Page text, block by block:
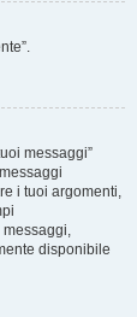
messaggi”
i tuoi argomenti,
disponibile